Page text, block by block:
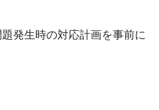
題発生時の対応計画を事前に